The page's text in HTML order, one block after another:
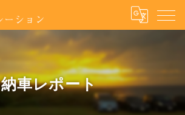
納車レポート